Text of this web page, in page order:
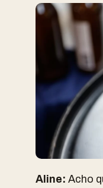
Aline: Acho